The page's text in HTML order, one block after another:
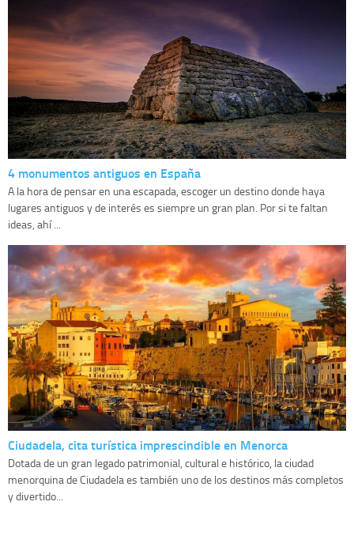
4 monumentos antiguos en España
A la hora de pensar en una escapada, escoger un destino donde haya
lugares antiguos y de interés es siempre un gran plan. Por si te faltan
ideas, ahí ...
Ciudadela, cita turística imprescindible en Menorca
Dotada de un gran legado patrimonial, cultural e histórico, la ciudad
menorquina de Ciudadela es también uno de los destinos más completos
y divertido...